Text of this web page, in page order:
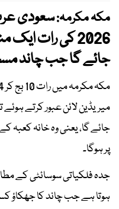
مکہ مکرمہ:
2026 کی رات
جائے گا جب چاند
جائے گا، یعنی وہ خانہ کعبہ
پر ہوگا۔
جدہ فلکیاتی سوسائٹی کے
ہوتا ہے جب چاند کا جھکاؤ